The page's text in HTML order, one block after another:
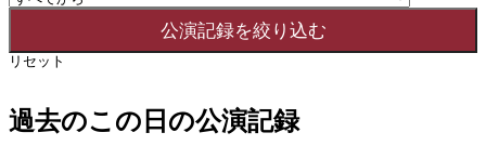
リセット
過去のこの日の公演記録